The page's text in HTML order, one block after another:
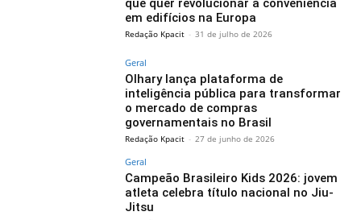
que quer revolucionar a conveniência
em edifícios na Europa
Redação Kpacit - 31 de julho de 2026
Geral
Olhary lança plataforma de
inteligência pública para transformar
o mercado de compras
governamentais no Brasil
Redação Kpacit - 27 de junho de 2026
Geral
Campeão Brasileiro Kids 2026: jovem
atleta celebra título nacional no Jiu-
Jitsu